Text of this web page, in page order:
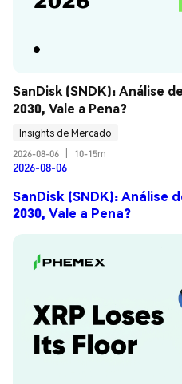
SanDisk (SNDK): Análise
2030, Vale a Pena?
Insights de Mercado
2026-08-06
10-15m
2026-08-06
SanDisk (SNDK): Análise
2030, Vale a Pena?